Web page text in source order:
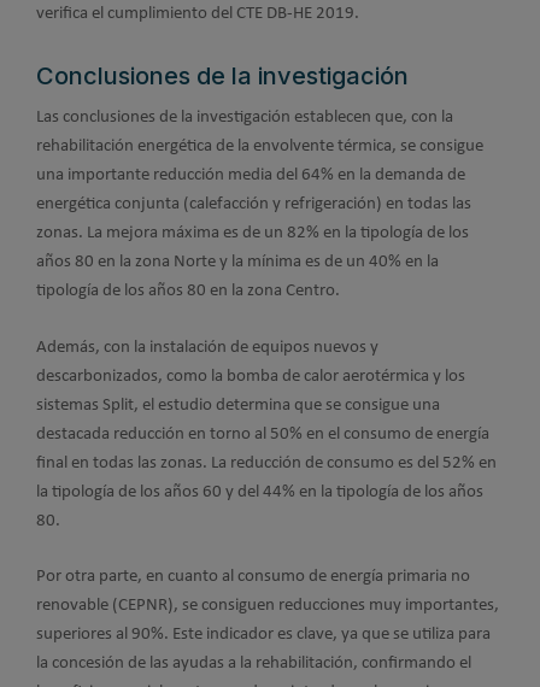
verifica el cumplimiento del CTE DB-HE 2019.
Conclusiones de la investigación
Las conclusiones de la investigación establecen que, con la
rehabilitación energética de la envolvente térmica, se consigue
una importante reducción media del 64% en la demanda de
energética conjunta (calefacción y refrigeración) en todas las
zonas. La mejora máxima es de un 82% en la tipología de los
años 80 en la zona Norte y la mínima es de un 40% en la
tipología de los años 80 en la zona Centro.
Además, con la instalación de equipos nuevos y
descarbonizados, como la bomba de calor aerotérmica y los
sistemas Split, el estudio determina que se consigue una
destacada reducción en torno al 50% en el consumo de energía
final en todas las zonas. La reducción de consumo es del 52% en
la tipología de los años 60 y del 44% en la tipología de los años
80.
Por otra parte, en cuanto al consumo de energía primaria no
renovable (CEPNR), se consiguen reducciones muy importantes,
superiores al 90%. Este indicador es clave, ya que se utiliza para
la concesión de las ayudas a la rehabilitación, confirmando el